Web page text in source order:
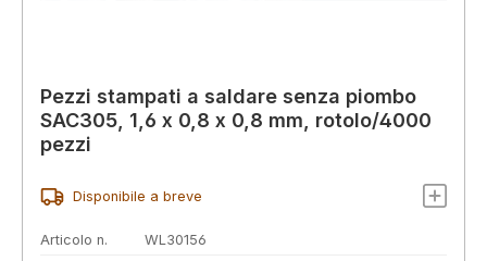
Pezzi stampati a saldare senza piombo
SAC305, 1,6 x 0,8 x 0,8 mm, rotolo/4000
pezzi
Disponibile a breve
Articolo n.
WL30156